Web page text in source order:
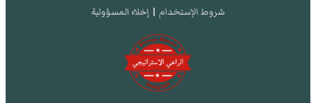
شروط الإستخدام | إخلاء المسؤولية